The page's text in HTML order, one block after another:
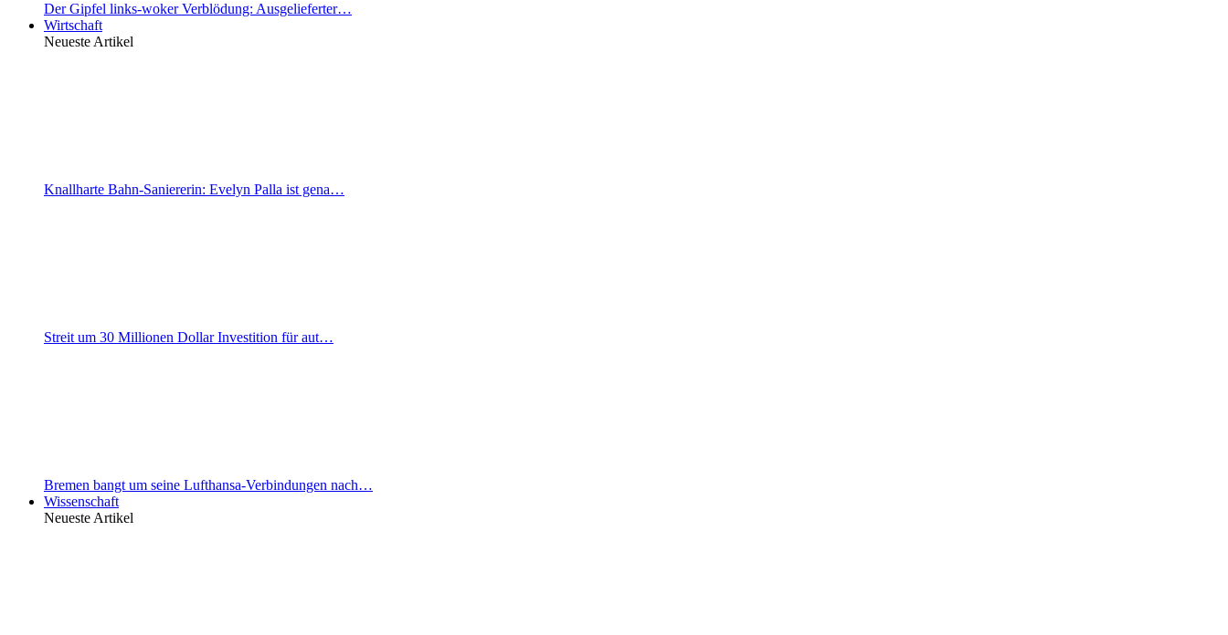
Der Gipfel links-woker Verblödung: Ausgelieferter…
Wirtschaft
Neueste Artikel
Knallharte Bahn-Saniererin: Evelyn Palla ist gena…
Streit um 30 Millionen Dollar Investition für aut…
Bremen bangt um seine Lufthansa-Verbindungen nach…
Wissenschaft
Neueste Artikel